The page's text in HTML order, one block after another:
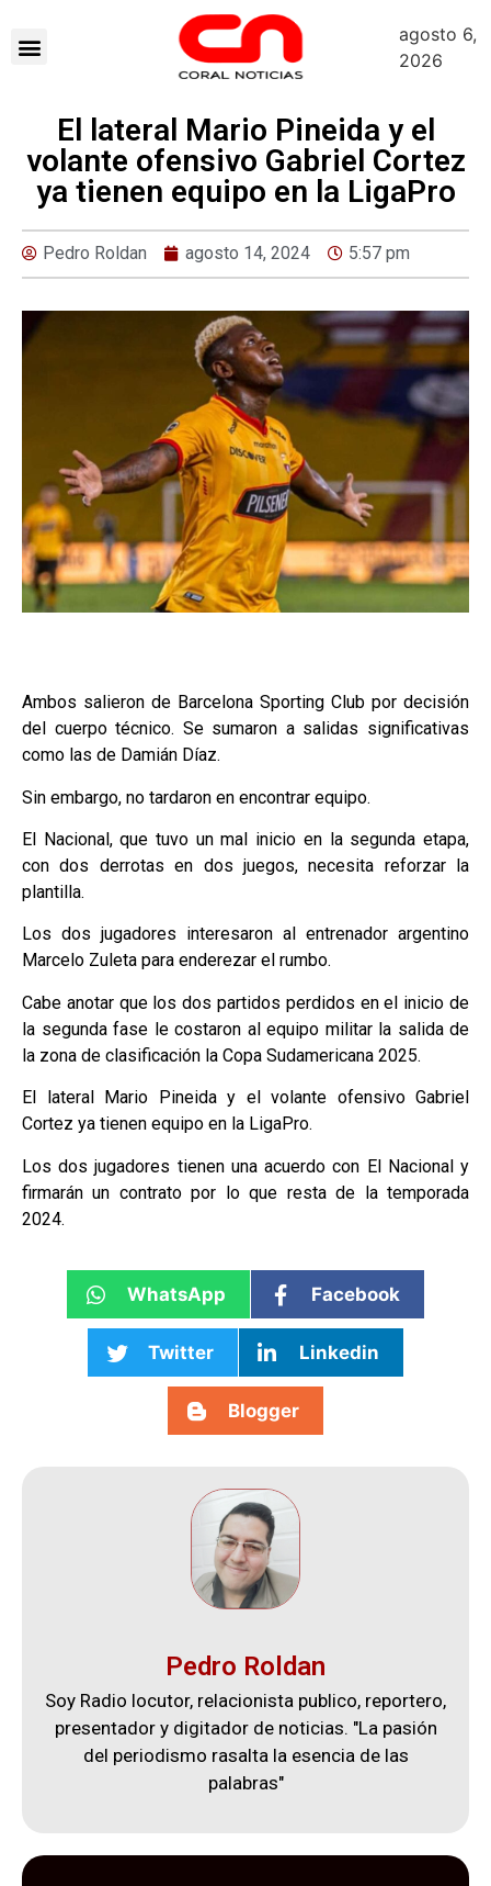
agosto 6,
2026
El lateral Mario Pineida y el
volante ofensivo Gabriel Cortez
ya tienen equipo en la LigaPro
Pedro Roldan agosto 14, 2024 5:57 pm
Ambos salieron de Barcelona Sporting Club por decisión
del cuerpo técnico. Se sumaron a salidas significativas
como las de Damián Díaz.
Sin embargo, no tardaron en encontrar equipo.
El Nacional, que tuvo un mal inicio en la segunda etapa,
con dos derrotas en dos juegos, necesita reforzar la
plantilla.
Los dos jugadores interesaron al entrenador argentino
Marcelo Zuleta para enderezar el rumbo.
Cabe anotar que los dos partidos perdidos en el inicio de
la segunda fase le costaron al equipo militar la salida de
la zona de clasificación la Copa Sudamericana 2025.
El lateral Mario Pineida y el volante ofensivo Gabriel
Cortez ya tienen equipo en la LigaPro.
Los dos jugadores tienen una acuerdo con El Nacional y
firmarán un contrato por lo que resta de la temporada
2024.
WhatsApp Facebook
Twitter Linkedin
Blogger
Pedro Roldan
Soy Radio locutor, relacionista publico, reportero,
presentador y digitador de noticias. "La pasión
del periodismo rasalta la esencia de las
palabras"